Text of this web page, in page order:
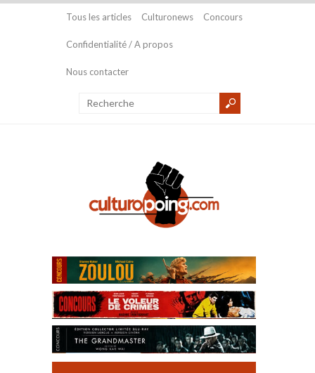
Tous les articles Culturonews Concours
Confidentialité / A propos
Nous contacter